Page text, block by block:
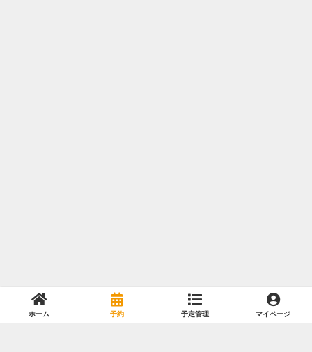
ホーム 予約 予定管理 マイページ